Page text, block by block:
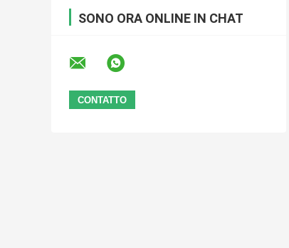
SONO ORA ONLINE IN CHAT